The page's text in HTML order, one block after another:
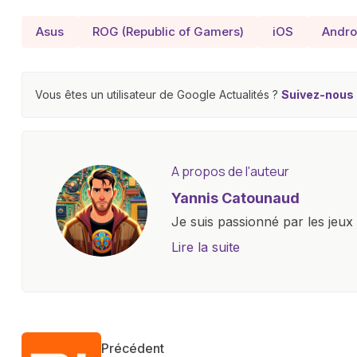
Asus ROG (Republic of Gamers) iOS
Vous êtes un utilisateur de Google Actualités ? Suivez-nous
A propos de l'auteur
Yannis Catounaud
Je suis passionné par les
l'univers numérique m'a
communauté en ligne. Mon
Lire la suite
Précédent